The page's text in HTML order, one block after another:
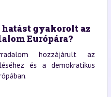
gyakorolt az
Európára?
hozzájárult az
és a demokratikus